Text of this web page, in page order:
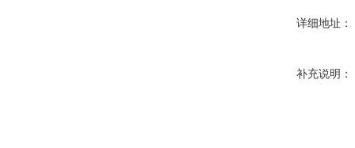
详细地址：
补充说明：